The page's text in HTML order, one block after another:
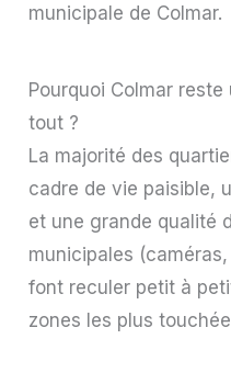
municipale de Colmar.
Pourquoi Colmar
tout ?
La majorité des
cadre de vie paisible,
et une grande qualité
municipales
font reculer petit à
zones les plus